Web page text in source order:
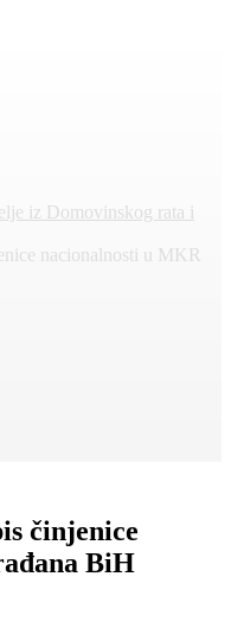
iz Domovinskog rata i
nacionalnosti u MKR
činjenice
BiH